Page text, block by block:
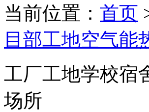
当前位置： 首页
目部工地空气能
工厂工地学校宿
场所